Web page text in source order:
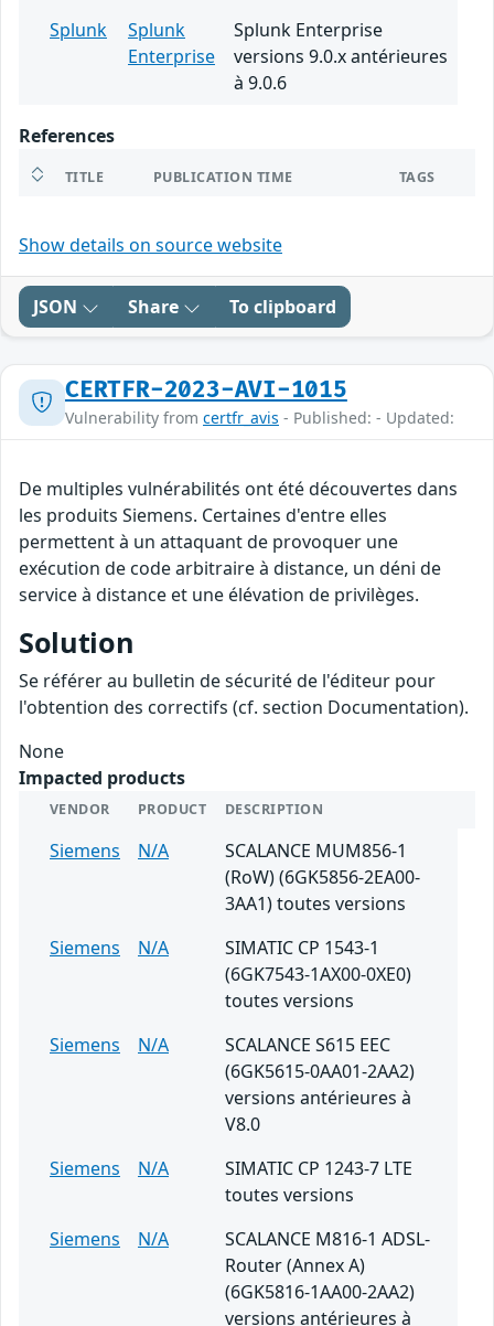
Splunk
Splunk
Enterprise
Splunk Enterprise
versions 9.0.x antérieures
à 9.0.6
References
TITLE PUBLICATION TIME TAGS
Show details on source website
JSON Share To clipboard
CERTFR-2023-AVI-1015
Vulnerability from certfr_avis - Published: - Updated:
De multiples vulnérabilités ont été découvertes dans
les produits Siemens. Certaines d'entre elles
permettent à un attaquant de provoquer une
exécution de code arbitraire à distance, un déni de
service à distance et une élévation de privilèges.
Solution
Se référer au bulletin de sécurité de l'éditeur pour
l'obtention des correctifs (cf. section Documentation).
None
Impacted products
VENDOR PRODUCT DESCRIPTION
Siemens N/A
SCALANCE MUM856-1
(RoW) (6GK5856-2EA00-
3AA1) toutes versions
Siemens
N/A
SIMATIC CP 1543-1
(6GK7543-1AX00-0XE0)
toutes versions
Siemens
N/A
SCALANCE S615 EEC
(6GK5615-0AA01-2AA2)
versions antérieures à
V8.0
Siemens
N/A
SIMATIC CP 1243-7 LTE
toutes versions
Siemens
N/A
SCALANCE M816-1 ADSL-
Router (Annex A)
(6GK5816-1AA00-2AA2)
versions antérieures à